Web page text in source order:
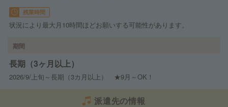
残業時間
状況により最大月10時間ほどお願いする可能性があります。
期間
長期（3ヶ月以上）
2026/9/上旬～長期（3カ月以上） ★9月～OK！
派遣先の情報